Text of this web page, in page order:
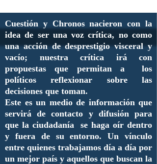
Cuestión y Chronos nacieron con la
idea de ser una voz crítica, no como
una acción de desprestigio visceral y
vacío; nuestra crítica irá con
propuestas que permitan a los
políticos reflexionar sobre las
decisiones que toman.
Este es un medio de información que
servirá de contacto y difusión para
que la ciudadanía se haga oír dentro
y fuera de su entorno. Un vínculo
entre quienes trabajamos día a día por
un mejor país y aquellos que buscan la